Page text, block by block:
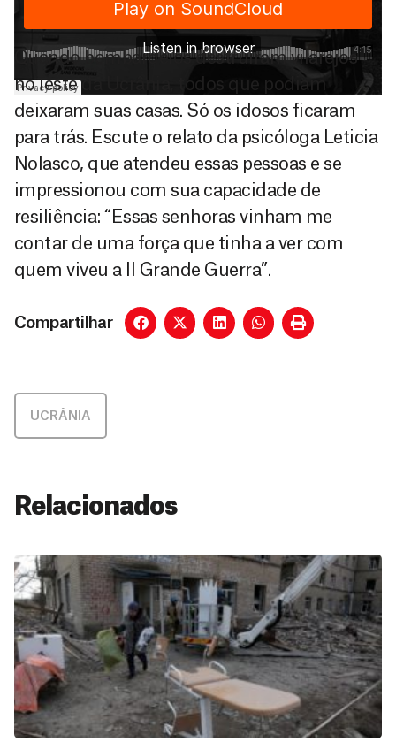
Quando bombardeios destruíram vilarejos
no leste da Ucrânia, todos que podiam
deixaram suas casas. Só os idosos ficaram
para trás. Escute o relato da psicóloga Leticia
Nolasco, que atendeu essas pessoas e se
impressionou com sua capacidade de
resiliência: “Essas senhoras vinham me
contar de uma força que tinha a ver com
quem viveu a II Grande Guerra”.
Compartilhar
UCRÂNIA
Relacionados